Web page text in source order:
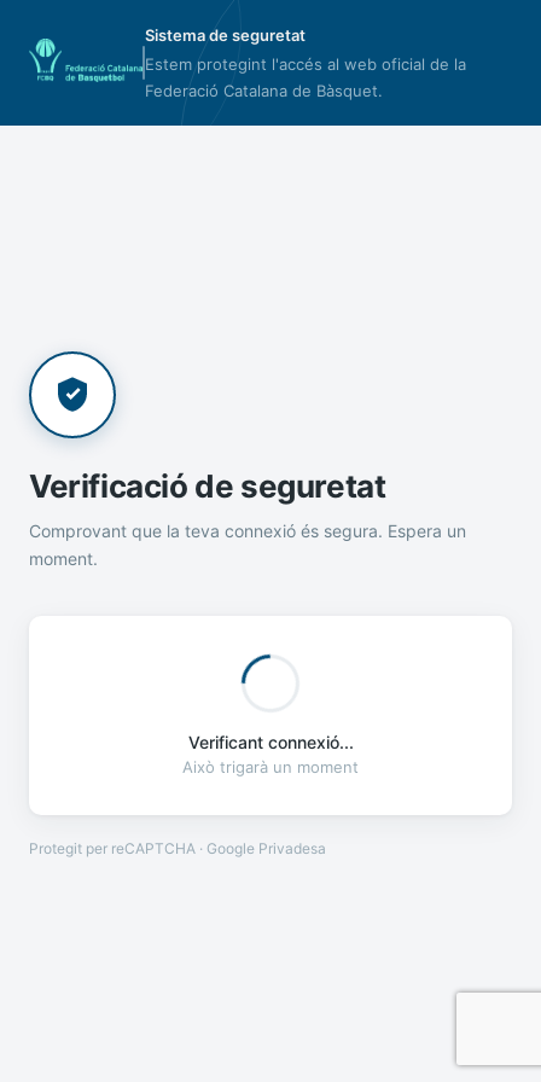
Sistema de seguretat
Estem protegint l'accés al web oficial de la
Federació Catalana de Bàsquet.
Verificació de seguretat
Comprovant que la teva connexió és segura. Espera un
moment.
Verificant connexió...
Això trigarà un moment
Protegit per reCAPTCHA · Google Privadesa